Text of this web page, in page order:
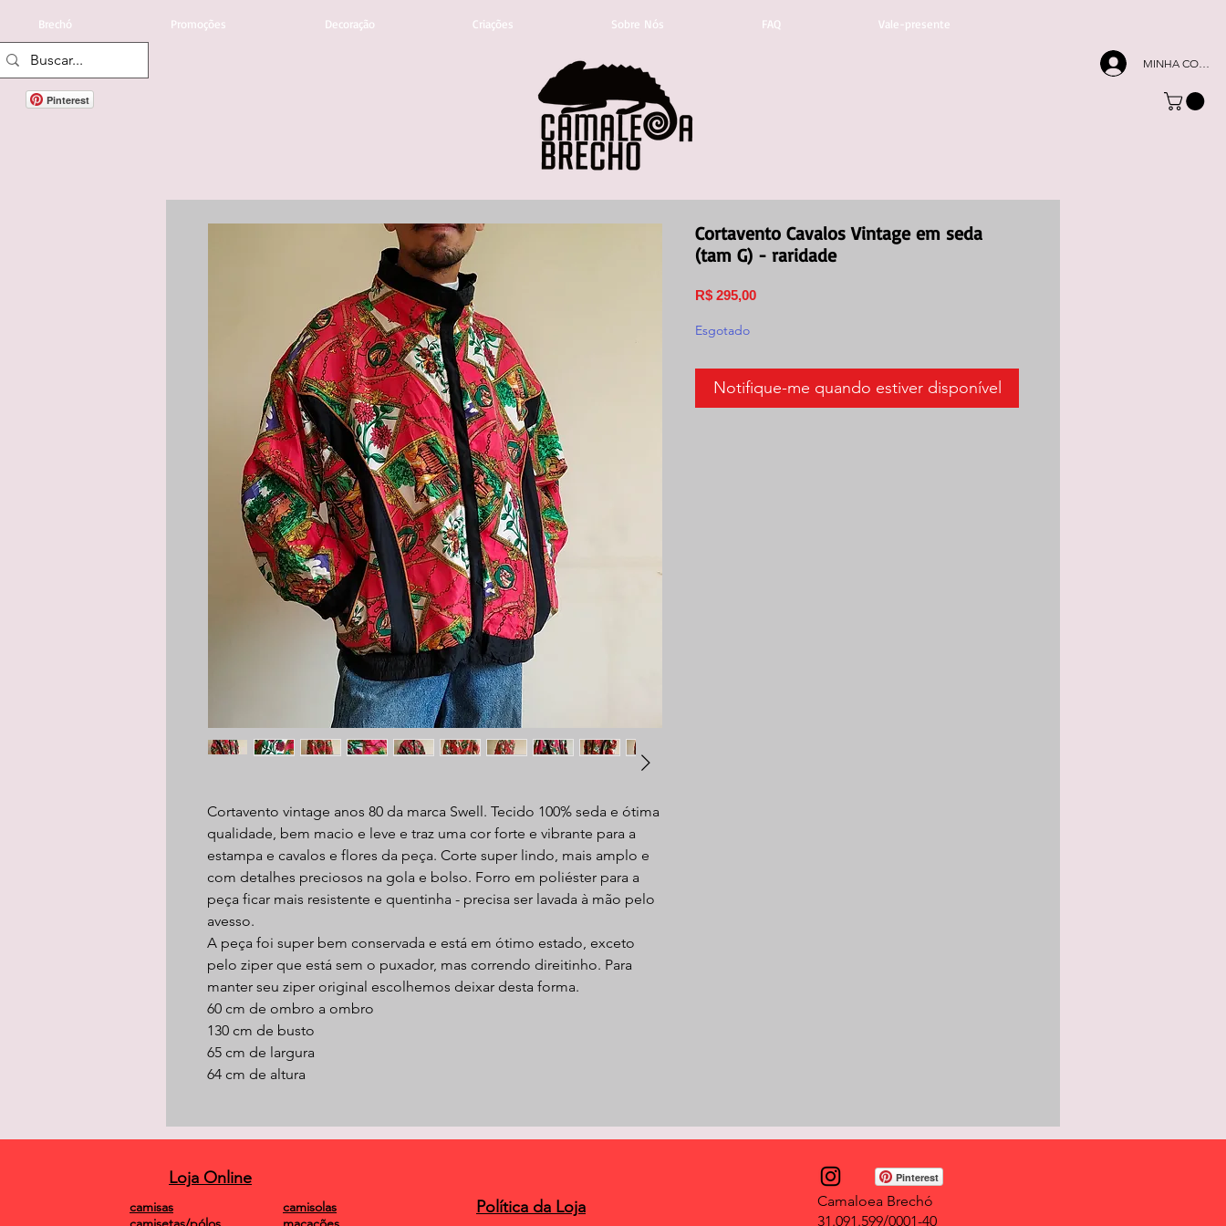
Brechó Promoções Decoração Criações Sobre Nós FAQ Vale-presente
MINHA CONTA
Pinterest
Cortavento vintage anos 80 da marca Swell. Tecido 100% seda e ótima
qualidade, bem macio e leve e traz uma cor forte e vibrante para a
estampa e cavalos e flores da peça. Corte super lindo, mais amplo e
com detalhes preciosos na gola e bolso. Forro em poliéster para a
peça ficar mais resistente e quentinha - precisa ser lavada à mão pelo
avesso.
A peça foi super bem conservada e está em ótimo estado, exceto
pelo ziper que está sem o puxador, mas correndo direitinho. Para
manter seu ziper original escolhemos deixar desta forma.
60 cm de ombro a ombro
130 cm de busto
65 cm de largura
64 cm de altura
Cortavento Cavalos Vintage em seda
(tam G) - raridade
R$ 295,00Preço
Esgotado
Notifique-me quando estiver disponível
Loja Online
camisolas
camisas
Política da Loja
Camaloea Brechó
31.091.599/0001-40
Pinterest